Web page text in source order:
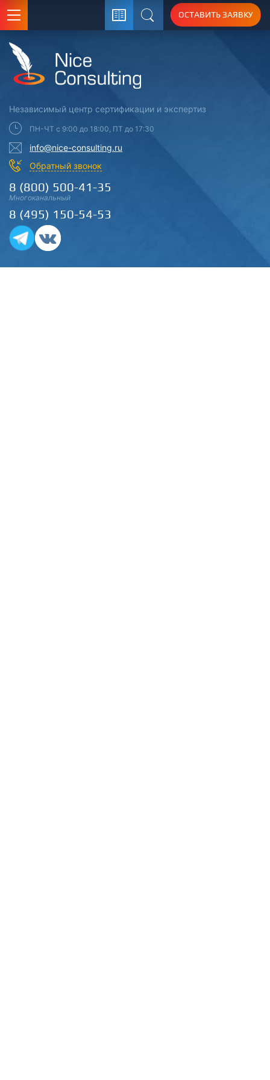
Поиск
ОСТАВИТЬ ЗАЯВКУ
Независимый центр сертификации и экспертиз
ПН-ЧТ с 9:00 до 18:00, ПТ до 17:30
info@nice-consulting.ru
Обратный звонок
8 (800) 500-41-35
Многоканальный
8 (495) 150-54-53